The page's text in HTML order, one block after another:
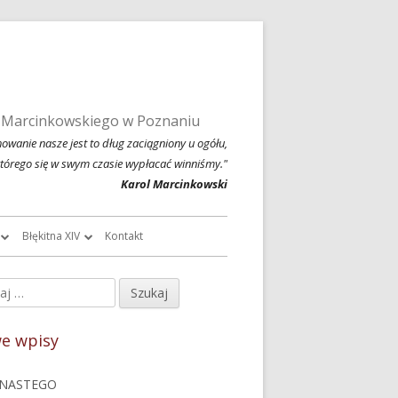
w Poznaniu
nasze jest to dług zaciągniony u ogółu,
się w swym czasie wypłacać winniśmy."
Karol Marcinkowski
Błękitna XIV
Historia Błękitnej XIV i jej tradycje
Błękitna XIV w latach 1999 – 2004
Jednodniówka z okazji 80-lecia
Kontakt
wpisy